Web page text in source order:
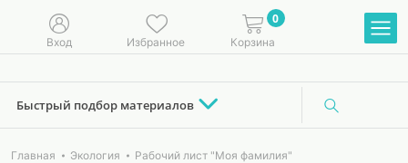
Вход Избранное
0
Корзина
Быстрый подбор материалов
Главная Экология Рабочий лист "Моя фамилия"